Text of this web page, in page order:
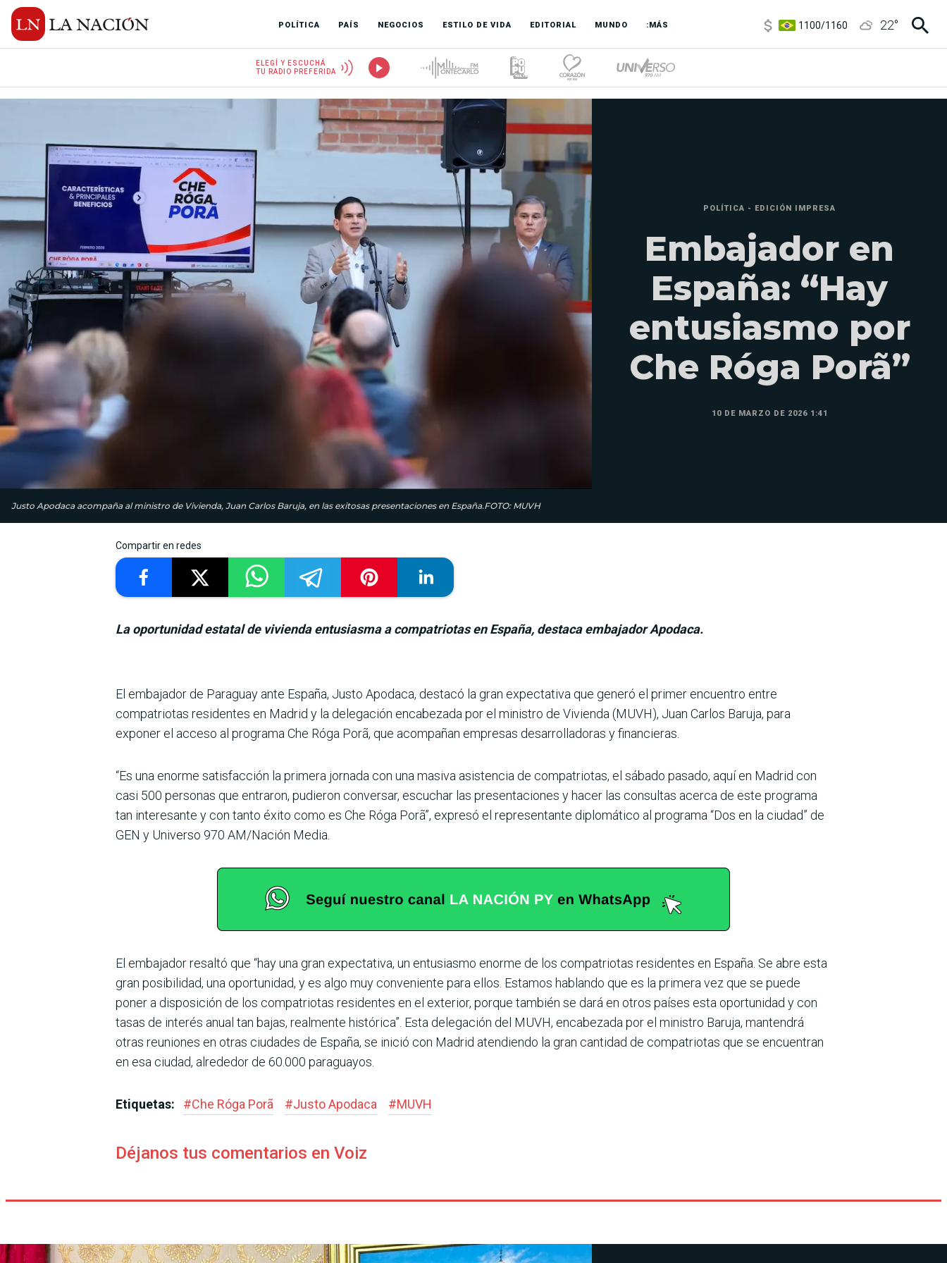
POLÍTICA PAÍS NEGOCIOS ESTILO DE VIDA EDITORIAL MUNDO :MÁS
3,8/4
22°
ELEGÍ Y ESCUCHÁ
TU RADIO PREFERIDA
Justo Apodaca acompaña al ministro de Vivienda, Juan Carlos Baruja, en las exitosas presentaciones en España.FOTO: MUVH
POLÍTICA - EDICIÓN IMPRESA
Embajador en
España: “Hay
entusiasmo por
Che Róga Porã”
10 DE MARZO DE 2026 1:41
Compartir en redes
La oportunidad estatal de vivienda entusiasma a compatriotas en España, destaca embajador Apodaca.
El embajador de Paraguay ante España, Justo Apodaca, des­tacó la gran expectativa que generó el primer encuentro entre
compatriotas residen­tes en Madrid y la delegación encabezada por el ministro de Vivienda (MUVH), Juan Carlos Baruja, para
exponer el acceso al programa Che Róga Porã, que acompañan empresas desarrolladoras y financieras.
“Es una enorme satisfacción la primera jor­nada con una masiva asisten­cia de compatriotas, el sábado pasado, aquí en Madrid con
casi 500 personas que entra­ron, pudieron conversar, escu­char las presentaciones y hacer las consultas acerca de este pro­grama
tan interesante y con tanto éxito como es Che Róga Porã”, expresó el representante diplomático al programa “Dos en la ciudad” de
GEN y Uni­verso 970 AM/Nación Media.
El embajador resaltó que “hay una gran expectativa, un entu­siasmo enorme de los compa­triotas residentes en España. Se abre esta
gran posibilidad, una oportunidad, y es algo muy conveniente para ellos. Esta­mos hablando que es la pri­mera vez que se puede
poner a disposición de los compa­triotas residentes en el exte­rior, porque también se dará en otros países esta oportuni­dad y con
tasas de interés anual tan bajas, realmente histórica”. Esta delegación del MUVH, encabezada por el ministro Baruja, mantendrá
otras reu­niones en otras ciudades de España, se inició con Madrid atendiendo la gran cantidad de compatriotas que se encuen­tran
en esa ciudad, alrededor de 60.000 paraguayos.
Etiquetas: #Che Róga Porã #Justo Apodaca #MUVH
Déjanos tus comentarios en Voiz